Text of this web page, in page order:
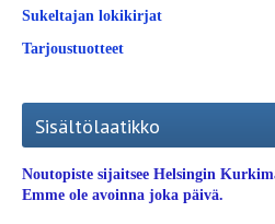
Sukeltajan lokikirjat
Tarjoustuotteet
Sisältölaatikko
Noutopiste sijaitsee Helsingin
Emme ole avoinna joka päivä.